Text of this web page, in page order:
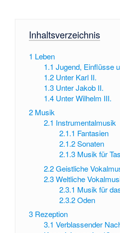
Inhaltsverzeichnis
1 Leben
1.1 Jugend, Einflüsse
1.2 Unter Karl II.
1.3 Unter Jakob II.
1.4 Unter Wilhelm III.
2 Musik
2.1 Instrumentalmusik
2.1.1 Fantasien
2.1.2 Sonaten
2.1.3 Musik für
2.2 Geistliche
2.3 Weltliche
2.3.1 Musik für
2.3.2 Oden
3 Rezeption
3.1 Verblassender